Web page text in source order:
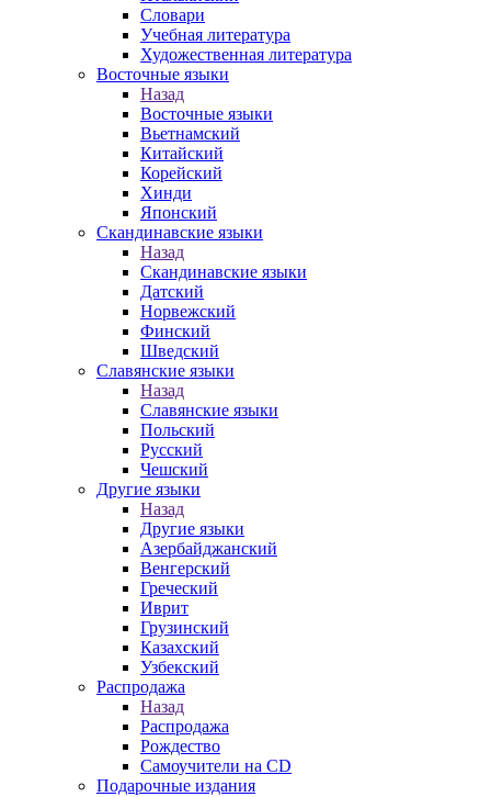
Словари
Учебная литература
Художественная литература
Восточные языки
Назад
Восточные языки
Вьетнамский
Китайский
Корейский
Хинди
Японский
Скандинавские языки
Назад
Скандинавские языки
Датский
Норвежский
Финский
Шведский
Славянские языки
Назад
Славянские языки
Польский
Русский
Чешский
Другие языки
Назад
Другие языки
Азербайджанский
Венгерский
Греческий
Иврит
Грузинский
Казахский
Узбекский
Распродажа
Назад
Распродажа
Рождество
Самоучители на CD
Подарочные издания